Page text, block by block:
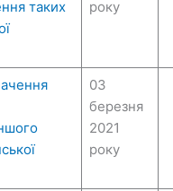
таких
року
03
березня
2021
року